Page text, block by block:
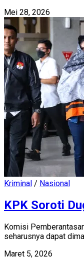
Mei 28, 2026
Kriminal / Nasional
KPK Soroti
Komisi
seharusnya dapat
Maret 5, 2026